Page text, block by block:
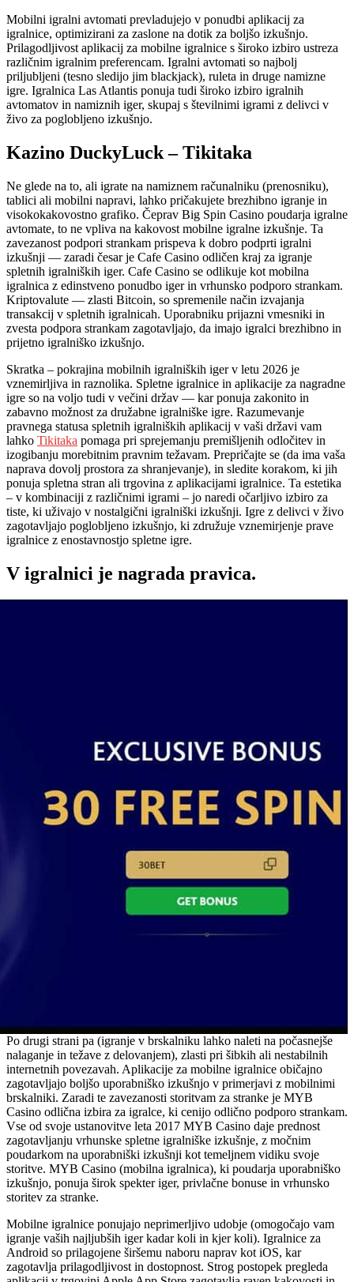
Mobilni igralni avtomati prevladujejo v ponudbi aplikacij za
igralnice, optimizirani za zaslone na dotik za boljšo izkušnjo.
Prilagodljivost aplikacij za mobilne igralnice s široko izbiro ustreza
različnim igralnim preferencam. Igralni avtomati so najbolj
priljubljeni (tesno sledijo jim blackjack), ruleta in druge namizne
igre. Igralnica Las Atlantis ponuja tudi široko izbiro igralnih
avtomatov in namiznih iger, skupaj s številnimi igrami z delivci v
živo za poglobljeno izkušnjo.
Kazino DuckyLuck – Tikitaka
Ne glede na to, ali igrate na namiznem računalniku (prenosniku),
tablici ali mobilni napravi, lahko pričakujete brezhibno igranje in
visokokakovostno grafiko. Čeprav Big Spin Casino poudarja igralne
avtomate, to ne vpliva na kakovost mobilne igralne izkušnje. Ta
zavezanost podpori strankam prispeva k dobro podprti igralni
izkušnji — zaradi česar je Cafe Casino odličen kraj za igranje
spletnih igralniških iger. Cafe Casino se odlikuje kot mobilna
igralnica z edinstveno ponudbo iger in vrhunsko podporo strankam.
Kriptovalute — zlasti Bitcoin, so spremenile način izvajanja
transakcij v spletnih igralnicah. Uporabniku prijazni vmesniki in
zvesta podpora strankam zagotavljajo, da imajo igralci brezhibno in
prijetno igralniško izkušnjo.
Skratka – pokrajina mobilnih igralniških iger v letu 2026 je
vznemirljiva in raznolika. Spletne igralnice in aplikacije za nagradne
igre so na voljo tudi v večini držav — kar ponuja zakonito in
zabavno možnost za družabne igralniške igre. Razumevanje
pravnega statusa spletnih igralniških aplikacij v vaši državi vam
lahko Tikitaka pomaga pri sprejemanju premišljenih odločitev in
izogibanju morebitnim pravnim težavam. Prepričajte se (da ima vaša
naprava dovolj prostora za shranjevanje), in sledite korakom, ki jih
ponuja spletna stran ali trgovina z aplikacijami igralnice. Ta estetika
– v kombinaciji z različnimi igrami – jo naredi očarljivo izbiro za
tiste, ki uživajo v nostalgični igralniški izkušnji. Igre z delivci v živo
zagotavljajo poglobljeno izkušnjo, ki združuje vznemirjenje prave
igralnice z enostavnostjo spletne igre.
V igralnici je nagrada pravica.
Po drugi strani pa (igranje v brskalniku lahko naleti na počasnejše
nalaganje in težave z delovanjem), zlasti pri šibkih ali nestabilnih
internetnih povezavah. Aplikacije za mobilne igralnice običajno
zagotavljajo boljšo uporabniško izkušnjo v primerjavi z mobilnimi
brskalniki. Zaradi te zavezanosti storitvam za stranke je MYB
Casino odlična izbira za igralce, ki cenijo odlično podporo strankam.
Vse od svoje ustanovitve leta 2017 MYB Casino daje prednost
zagotavljanju vrhunske spletne igralniške izkušnje, z močnim
poudarkom na uporabniški izkušnji kot temeljnem vidiku svoje
storitve. MYB Casino (mobilna igralnica), ki poudarja uporabniško
izkušnjo, ponuja širok spekter iger, privlačne bonuse in vrhunsko
storitev za stranke.
Mobilne igralnice ponujajo neprimerljivo udobje (omogočajo vam
igranje vaših najljubših iger kadar koli in kjer koli). Igralnice za
Android so prilagojene širšemu naboru naprav kot iOS, kar
zagotavlja prilagodljivost in dostopnost. Strog postopek pregleda